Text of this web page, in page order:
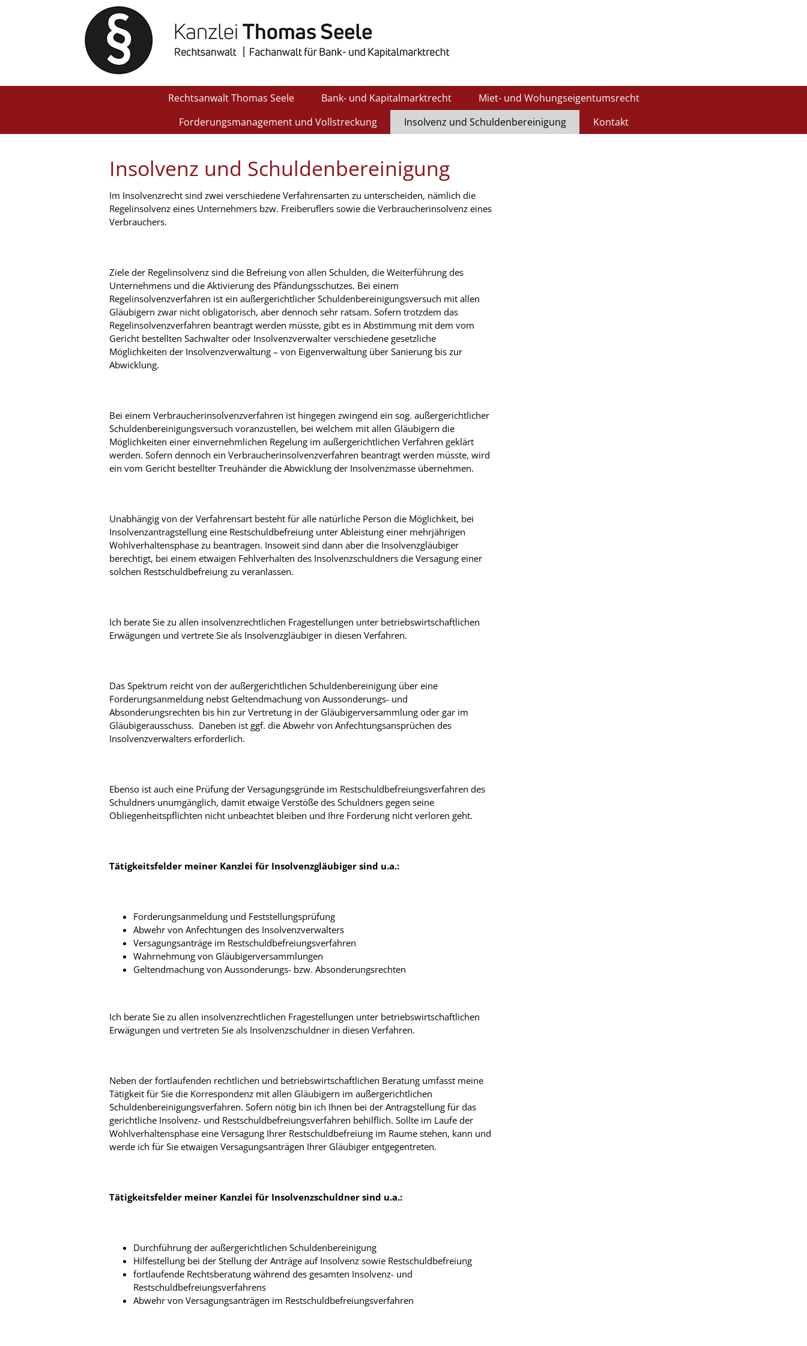
Rechtsanwalt Thomas Seele Bank- und Kapitalmarktrecht
Miet- und Wohungseigentumsrecht
Forderungsmanagement und Vollstreckung
Insolvenz und Schuldenbereinigung Kontakt
Insolvenz und Schuldenbereinigung
Im Insolvenzrecht sind zwei verschiedene Verfahrensarten zu unterscheiden, nämlich die
Regelinsolvenz eines Unternehmers bzw. Freiberuflers sowie die Verbraucherinsolvenz eines
Verbrauchers.
Ziele der Regelinsolvenz sind die Befreiung von allen Schulden, die Weiterführung des
Unternehmens und die Aktivierung des Pfändungsschutzes. Bei einem
Regelinsolvenzverfahren ist ein außergerichtlicher Schuldenbereinigungsversuch mit allen
Gläubigern zwar nicht obligatorisch, aber dennoch sehr ratsam. Sofern trotzdem das
Regelinsolvenzverfahren beantragt werden müsste, gibt es in Abstimmung mit dem vom
Gericht bestellten Sachwalter oder Insolvenzverwalter verschiedene gesetzliche
Möglichkeiten der Insolvenzverwaltung – von Eigenverwaltung über Sanierung bis zur
Abwicklung.
Bei einem Verbraucherinsolvenzverfahren ist hingegen zwingend ein sog. außergerichtlicher
Schuldenbereinigungsversuch voranzustellen, bei welchem mit allen Gläubigern die
Möglichkeiten einer einvernehmlichen Regelung im außergerichtlichen Verfahren geklärt
werden. Sofern dennoch ein Verbraucherinsolvenzverfahren beantragt werden müsste, wird
ein vom Gericht bestellter Treuhänder die Abwicklung der Insolvenzmasse übernehmen.
Unabhängig von der Verfahrensart besteht für alle natürliche Person die Möglichkeit, bei
Insolvenzantragstellung eine Restschuldbefreiung unter Ableistung einer mehrjährigen
Wohlverhaltensphase zu beantragen. Insoweit sind dann aber die Insolvenzgläubiger
berechtigt, bei einem etwaigen Fehlverhalten des Insolvenzschuldners die Versagung einer
solchen Restschuldbefreiung zu veranlassen.
Ich berate Sie zu allen insolvenzrechtlichen Fragestellungen unter betriebswirtschaftlichen
Erwägungen und vertrete Sie als Insolvenzgläubiger in diesen Verfahren.
Das Spektrum reicht von der außergerichtlichen Schuldenbereinigung über eine
Forderungsanmeldung nebst Geltendmachung von Aussonderungs- und
Absonderungsrechten bis hin zur Vertretung in der Gläubigerversammlung oder gar im
Gläubigerausschuss. Daneben ist ggf. die Abwehr von Anfechtungsansprüchen des
Insolvenzverwalters erforderlich.
Ebenso ist auch eine Prüfung der Versagungsgründe im Restschuldbefreiungsverfahren des
Schuldners unumgänglich, damit etwaige Verstöße des Schuldners gegen seine
Obliegenheitspflichten nicht unbeachtet bleiben und Ihre Forderung nicht verloren geht.
Tätigkeitsfelder meiner Kanzlei für Insolvenzgläubiger sind u.a.:
Forderungsanmeldung und Feststellungsprüfung
Abwehr von Anfechtungen des Insolvenzverwalters
Versagungsanträge im Restschuldbefreiungsverfahren
Wahrnehmung von Gläubigerversammlungen
Geltendmachung von Aussonderungs- bzw. Absonderungsrechten
Ich berate Sie zu allen insolvenzrechtlichen Fragestellungen unter betriebswirtschaftlichen
Erwägungen und vertreten Sie als Insolvenzschuldner in diesen Verfahren.
Neben der fortlaufenden rechtlichen und betriebswirtschaftlichen Beratung umfasst meine
Tätigkeit für Sie die Korrespondenz mit allen Gläubigern im außergerichtlichen
Schuldenbereinigungsverfahren. Sofern nötig bin ich Ihnen bei der Antragstellung für das
gerichtliche Insolvenz- und Restschuldbefreiungsverfahren behilflich. Sollte im Laufe der
Wohlverhaltensphase eine Versagung Ihrer Restschuldbefreiung im Raume stehen, kann und
werde ich für Sie etwaigen Versagungsanträgen Ihrer Gläubiger entgegentreten.
Tätigkeitsfelder meiner Kanzlei für Insolvenzschuldner sind u.a.:
Durchführung der außergerichtlichen Schuldenbereinigung
Hilfestellung bei der Stellung der Anträge auf Insolvenz sowie Restschuldbefreiung
fortlaufende Rechtsberatung während des gesamten Insolvenz- und
Restschuldbefreiungsverfahrens
Abwehr von Versagungsanträgen im Restschuldbefreiungsverfahren